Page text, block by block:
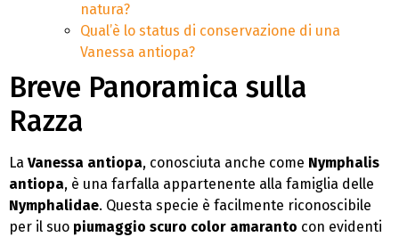
natura?
Qual’è lo status di conservazione di una
Vanessa antiopa?
Breve Panoramica sulla
Razza
La Vanessa antiopa, conosciuta anche come Nymphalis
antiopa, è una farfalla appartenente alla famiglia delle
Nymphalidae. Questa specie è facilmente riconoscibile
per il suo piumaggio scuro color amaranto con evidenti